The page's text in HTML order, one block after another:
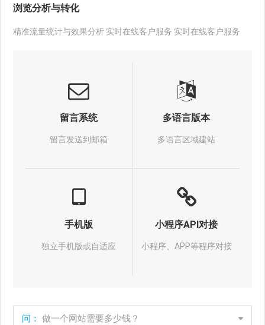
浏览分析与转化
精准流量统计与效果分析 实时在线客户服务 实时在线客户服务
留言系统
留言发送到邮箱
多语言版本
多语言区域建站
手机版
独立手机版或自适应
小程序API对接
小程序、APP等程序对接
问： 做一个网站需要多少钱？